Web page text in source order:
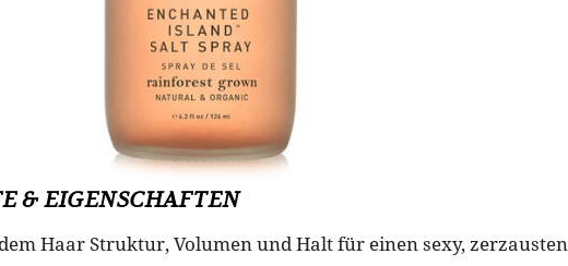
& EIGENSCHAFTEN
dem Haar Struktur, Volumen und Halt für einen sexy, zerzausten